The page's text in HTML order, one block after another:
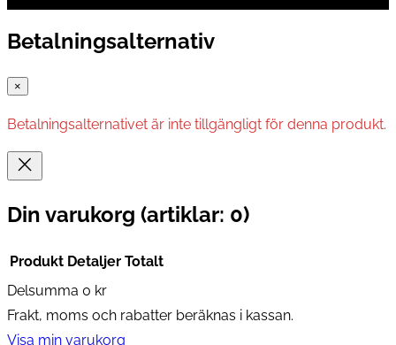
Betalningsalternativ
×
Betalningsalternativet är inte tillgängligt för denna produkt.
Din varukorg (artiklar: 0)
Produkter
i
Produkt Detaljer Totalt
Delsumma 0 kr
Frakt, moms och rabatter beräknas i kassan.
Visa min varukorg